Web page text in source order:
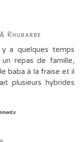
Rhubarbe
a quelques temps
un repas de famille,
baba à la fraise et il
plusieurs hybrides